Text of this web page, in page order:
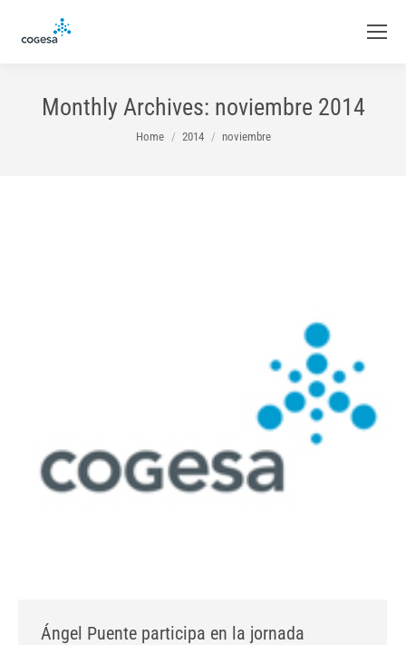
Monthly Archives: noviembre 2014
You are here:
Home 2014 noviembre
Ángel Puente participa en la jornada